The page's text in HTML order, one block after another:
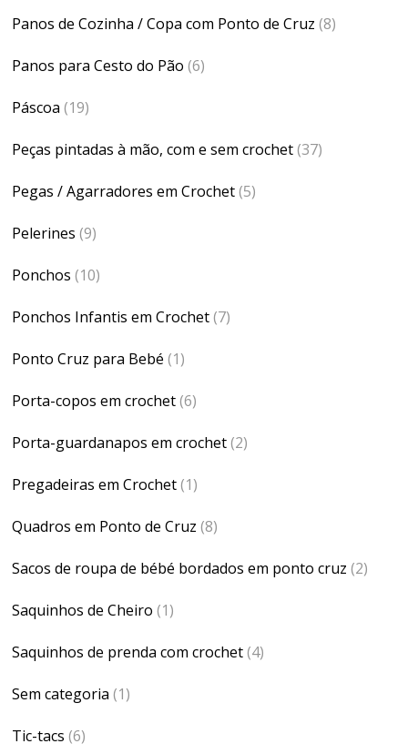
Panos de Cozinha / Copa com Ponto de Cruz (8)
Panos para Cesto do Pão (6)
Páscoa (19)
Peças pintadas à mão, com e sem crochet(37)
Pegas / Agarradores em Crochet(5)
Pelerines (9)
Ponchos (10)
Ponchos Infantis em Crochet(7)
Ponto Cruz para Bebé (1)
Porta-copos em crochet(6)
Porta-guardanapos em crochet(2)
Pregadeiras em Crochet(1)
Quadros em Ponto de Cruz (8)
Sacos de roupa de bébé bordados em ponto cruz (2)
Saquinhos de Cheiro (1)
Saquinhos de prenda com crochet(4)
Sem categoria (1)
Tic-tacs (6)